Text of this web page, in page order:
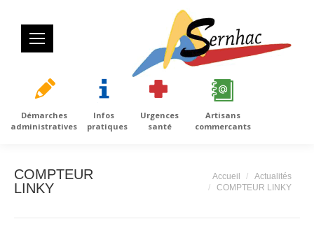
Démarches
administratives
Infos
pratiques
Urgences
santé
Artisans
commercants
COMPTEUR
LINKY
Vous êtes ici :Accueil
Actualités
COMPTEUR LINKY